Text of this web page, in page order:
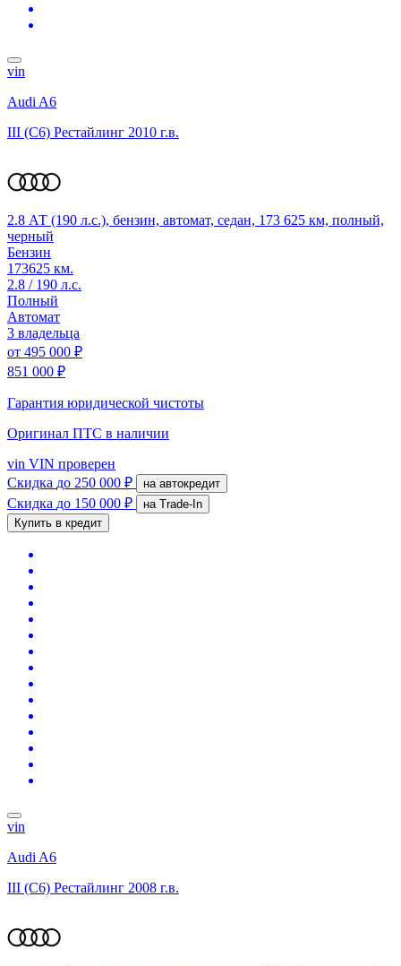
vin
Audi A6
III (C6) Рестайлинг 2010 г.в.
2.8 АТ (190 л.с.), бензин, автомат, седан, 173 625 км, полный,
черный
Бензин
173625 км.
2.8 / 190 л.с.
Полный
Автомат
3 владельца
от 495 000 ₽
851 000 ₽
Гарантия юридической чистоты
Оригинал ПТС в наличии
vin VIN проверен
Скидка до 250 000 ₽ на автокредит
Скидка до 150 000 ₽
на Trade-In
Купить в кредит
vin
Audi A6
III (C6) Рестайлинг 2008 г.в.